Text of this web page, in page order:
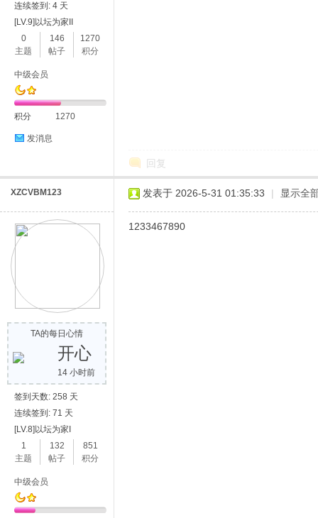
连续签到: 4 天
[LV.9]以坛为家II
0
主题
146
帖子
1270
积分
中级会员
积分 1270
发消息
回复
XZCVBM123
TA的每日心情
开心
14 小时前
签到天数: 258 天
连续签到: 71 天
[LV.8]以坛为家I
1
主题
132
帖子
851
积分
中级会员
发表于 2026-5-31 01:35:33 | 显示全
1233467890